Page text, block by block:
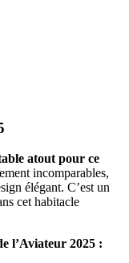
atout pour ce
incomparables,
élégant. C’est un
cet habitacle
l’Aviateur 2025 :